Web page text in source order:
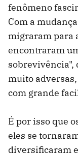
fenômeno
Com a
migraram para
encontraram
sobrevivência",
muito
com grande
É por isso que
eles se
diversificaram